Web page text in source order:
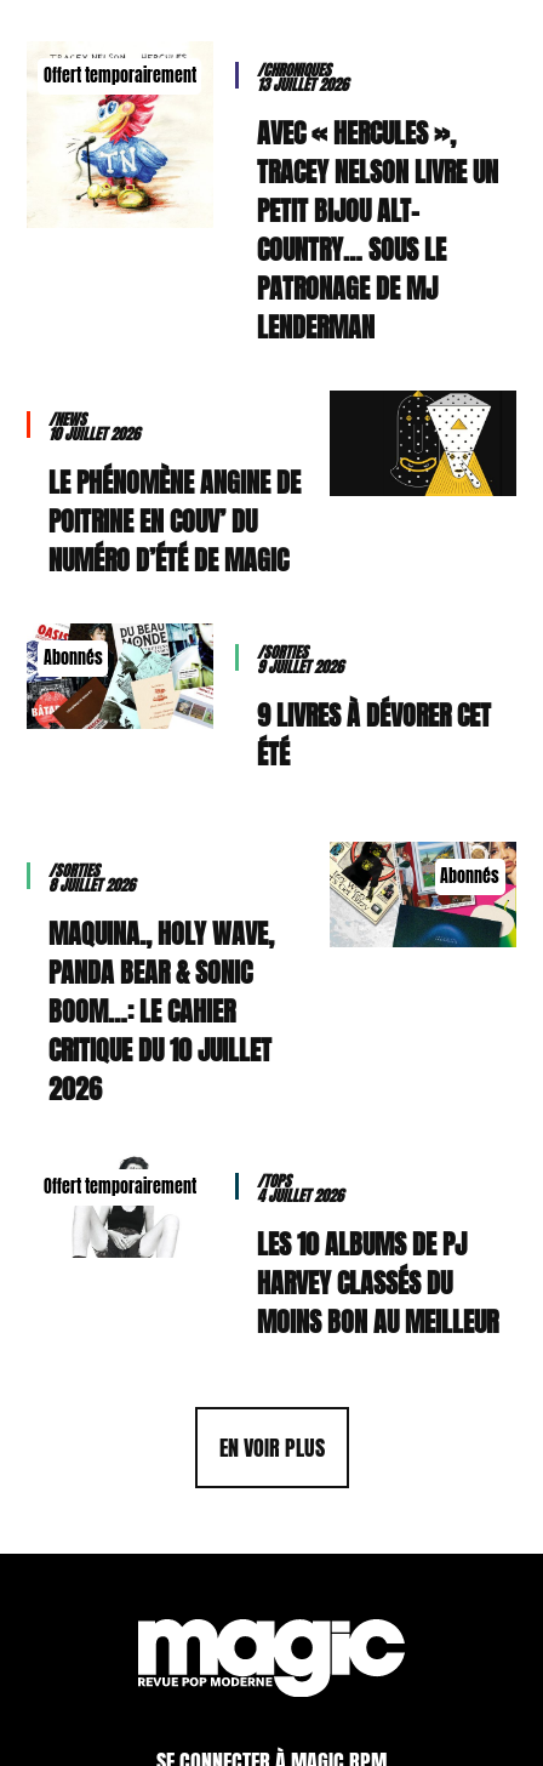
Offert temporairement /CHRONIQUES
13 JUILLET 2026
AVEC « HERCULES »,
TRACEY NELSON LIVRE UN
PETIT BIJOU ALT-
COUNTRY… SOUS LE
PATRONAGE DE MJ
LENDERMAN
/NEWS
10 JUILLET 2026
LE PHÉNOMÈNE ANGINE DE
POITRINE EN COUV’ DU
NUMÉRO D’ÉTÉ DE MAGIC
Abonnés /SORTIES
9 JUILLET 2026
9 LIVRES À DÉVORER CET
ÉTÉ
Abonnés
/SORTIES
8 JUILLET 2026
MAQUINA., HOLY WAVE,
PANDA BEAR & SONIC
BOOM…: LE CAHIER
CRITIQUE DU 10 JUILLET
2026
Offert temporairement /TOPS
4 JUILLET 2026
LES 10 ALBUMS DE PJ
HARVEY CLASSÉS DU
MOINS BON AU MEILLEUR
EN VOIR PLUS